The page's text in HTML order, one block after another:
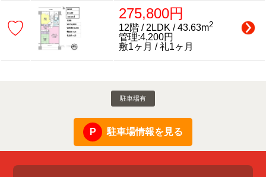
♡
275,800円
12階 / 2LDK / 43.63m2
管理:4,200円
敷1ヶ月 / 礼1ヶ月
駐車場有
駐車場情報を見る